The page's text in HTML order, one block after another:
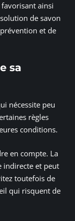
favorisant ainsi
de savon
et de
sa
nécessite peu
règles
conditions.
en compte. La
indirecte et peut
toutefois de
qui risquent de